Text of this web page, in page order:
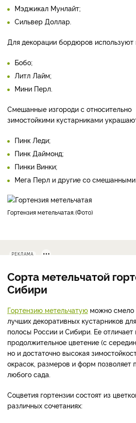
Мэджикал Мунлайт;
Сильвер Доллар.
Для декорации бордюров используют
Бобо;
Литл Лайм;
Мини Перл.
Смешанные изгороди с относительно
зимостойкими кустарниками
Пинк Леди;
Пинк Даймонд;
Пинки Винки;
Мега Перл и другие со смешанными
гортензия метельчатая. Фото
РЕКЛАМА
Сорта метельчатой
Сибири
Гортензию метельчатую
полосы России и Сибири. Ее отличает
продолжительное цветение (с